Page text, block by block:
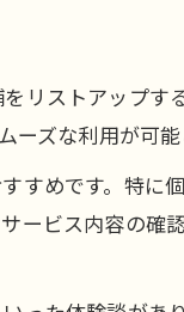
リストアップす
ズな利用が可能
すめです。特に
ービス内容の確